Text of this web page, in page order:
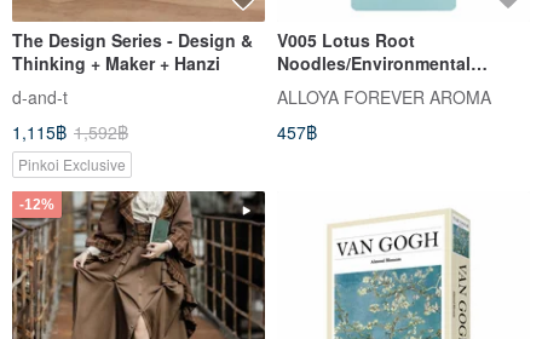
The Design Series - Design &
Thinking + Maker + Hanzi
d-and-t
1,115฿ 1,592฿
Pinkoi Exclusive
V005 Lotus Root
Noodles/Environmental
Protection Glue
ALLOYA FOREVER AROMA
457฿
-12%